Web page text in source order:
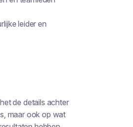
leider en
de details achter
maar ook op wat